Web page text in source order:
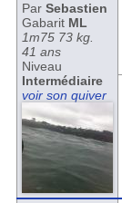
Par Sebastien
Gabarit ML
1m75 73 kg.
41 ans
Niveau
Intermédiaire
voir son quiver